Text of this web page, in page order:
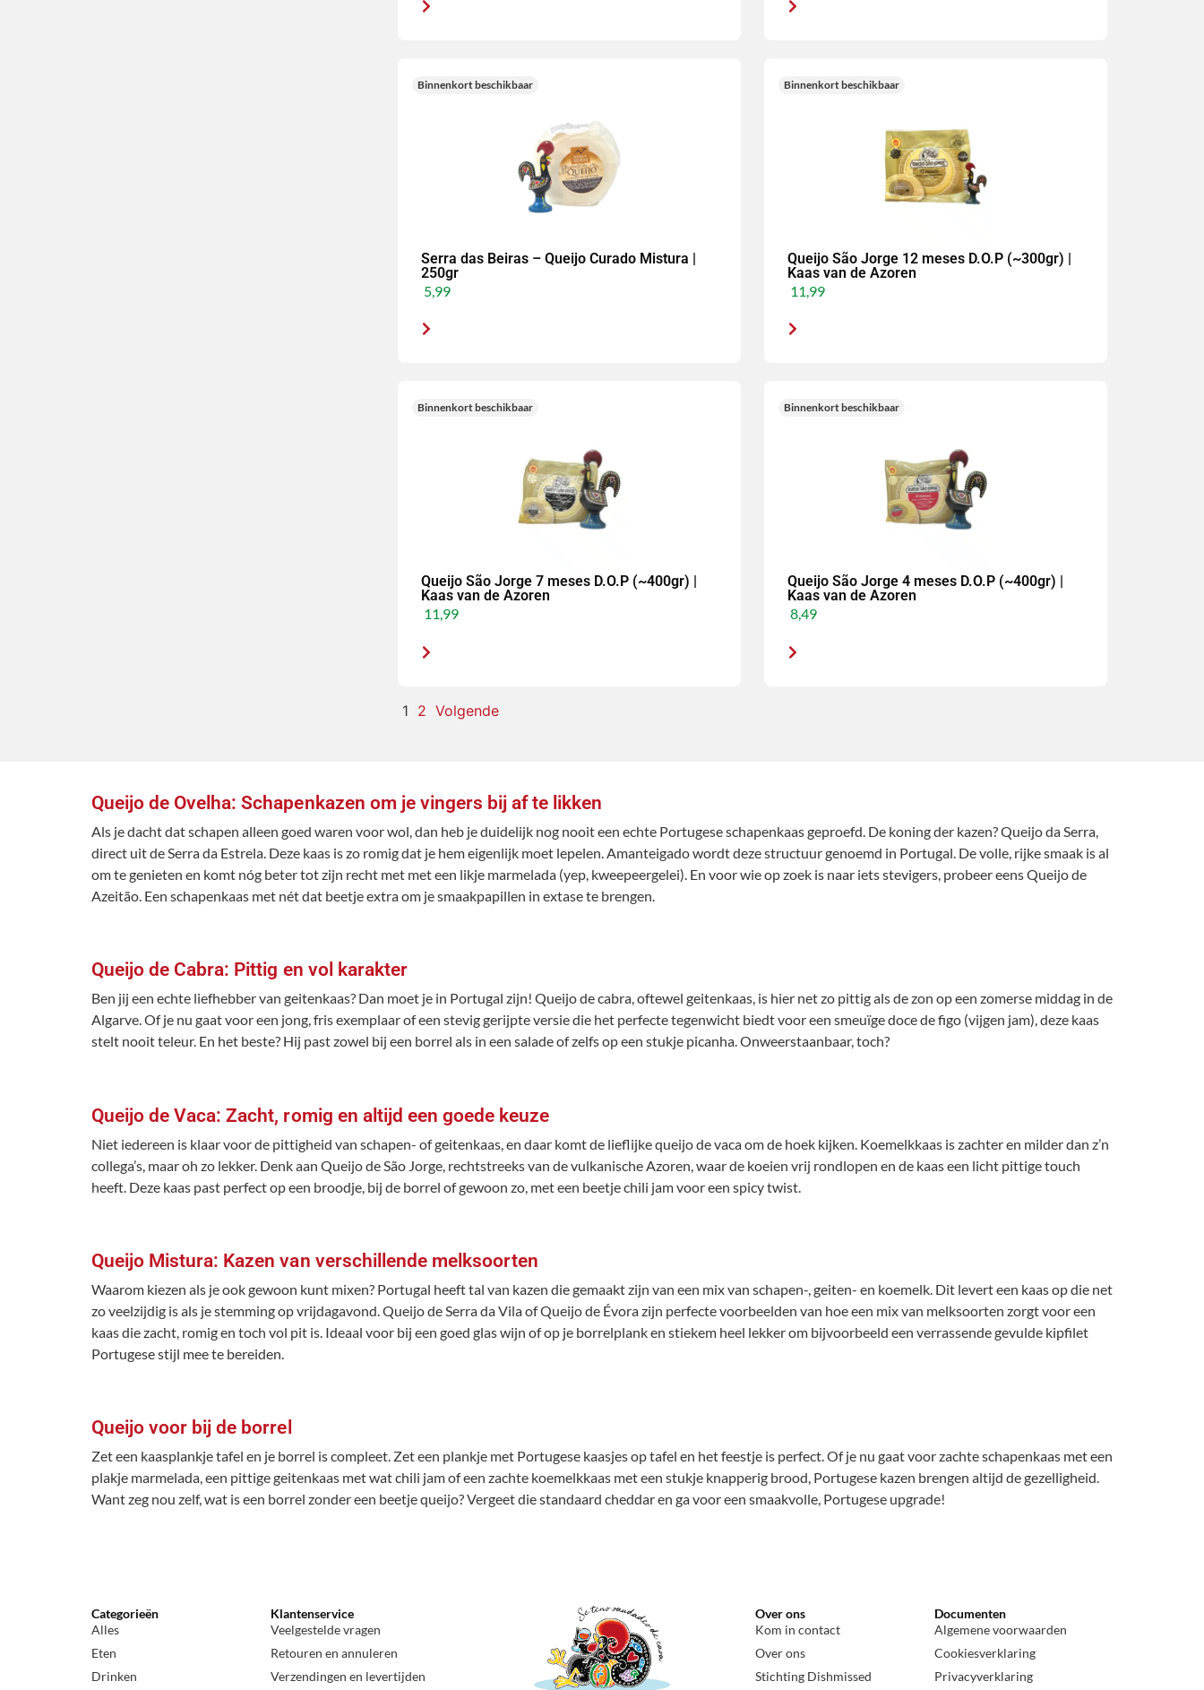
Binnenkort beschikbaar
Serra das Beiras – Queijo Curado Mistura |
250gr
5,99
Binnenkort beschikbaar
Queijo São Jorge 12 meses D.O.P (~300gr) |
Kaas van de Azoren
11,99
Binnenkort beschikbaar
Queijo São Jorge 7 meses D.O.P (~400gr) |
Kaas van de Azoren
11,99
Binnenkort beschikbaar
Queijo São Jorge 4 meses D.O.P (~400gr) |
Kaas van de Azoren
8,49
1 2 Volgende
Queijo de Ovelha: Schapenkazen om je vingers bij af te likken
Als je dacht dat schapen alleen goed waren voor wol, dan heb je duidelijk nog nooit een echte Portugese schapenkaas geproefd. De koning der kazen? Queijo da Serra,
direct uit de Serra da Estrela. Deze kaas is zo romig dat je hem eigenlijk moet lepelen. Amanteigado wordt deze structuur genoemd in Portugal. De volle, rijke smaak is al
om te genieten en komt nóg beter tot zijn recht met met een likje marmelada (yep, kweepeergelei). En voor wie op zoek is naar iets stevigers, probeer eens Queijo de
Azeitão. Een schapenkaas met nét dat beetje extra om je smaakpapillen in extase te brengen.
Queijo de Cabra: Pittig en vol karakter
Ben jij een echte liefhebber van geitenkaas? Dan moet je in Portugal zijn! Queijo de cabra, oftewel geitenkaas, is hier net zo pittig als de zon op een zomerse middag in de
Algarve. Of je nu gaat voor een jong, fris exemplaar of een stevig gerijpte versie die het perfecte tegenwicht biedt voor een smeuïge doce de figo (vijgen jam), deze kaas
stelt nooit teleur. En het beste? Hij past zowel bij een borrel als in een salade of zelfs op een stukje picanha. Onweerstaanbaar, toch?
Queijo de Vaca: Zacht, romig en altijd een goede keuze
Niet iedereen is klaar voor de pittigheid van schapen- of geitenkaas, en daar komt de lieflijke queijo de vaca om de hoek kijken. Koemelkkaas is zachter en milder dan z’n
collega’s, maar oh zo lekker. Denk aan Queijo de São Jorge, rechtstreeks van de vulkanische Azoren, waar de koeien vrij rondlopen en de kaas een licht pittige touch
heeft. Deze kaas past perfect op een broodje, bij de borrel of gewoon zo, met een beetje chili jam voor een spicy twist.
Queijo Mistura: Kazen van verschillende melksoorten
Waarom kiezen als je ook gewoon kunt mixen? Portugal heeft tal van kazen die gemaakt zijn van een mix van schapen-, geiten- en koemelk. Dit levert een kaas op die net
zo veelzijdig is als je stemming op vrijdagavond. Queijo de Serra da Vila of Queijo de Évora zijn perfecte voorbeelden van hoe een mix van melksoorten zorgt voor een
kaas die zacht, romig en toch vol pit is. Ideaal voor bij een goed glas wijn of op je borrelplank en stiekem heel lekker om bijvoorbeeld een verrassende gevulde kipfilet
Portugese stijl mee te bereiden.
Queijo voor bij de borrel
Zet een kaasplankje tafel en je borrel is compleet. Zet een plankje met Portugese kaasjes op tafel en het feestje is perfect. Of je nu gaat voor zachte schapenkaas met een
plakje marmelada, een pittige geitenkaas met wat chili jam of een zachte koemelkkaas met een stukje knapperig brood, Portugese kazen brengen altijd de gezelligheid.
Want zeg nou zelf, wat is een borrel zonder een beetje queijo? Vergeet die standaard cheddar en ga voor een smaakvolle, Portugese upgrade!
Categorieën
Alles
Eten
Drinken
Klantenservice
Veelgestelde vragen
Retouren en annuleren
Verzendingen en levertijden
Over ons
Kom in contact
Over ons
Stichting Dishmissed
Documenten
Algemene voorwaarden
Cookiesverklaring
Privacyverklaring